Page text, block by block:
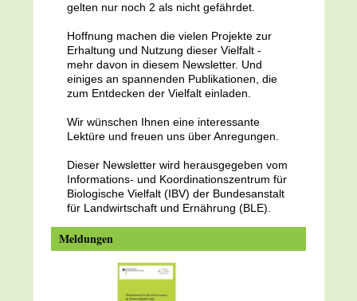
gelten nur noch 2 als nicht gefährdet.
Hoffnung machen die vielen Projekte zur
Erhaltung und Nutzung dieser Vielfalt -
mehr davon in diesem Newsletter. Und
einiges an spannenden Publikationen, die
zum Entdecken der Vielfalt einladen.
Wir wünschen Ihnen eine interessante
Lektüre und freuen uns über Anregungen.
Dieser Newsletter wird herausgegeben vom
Informations- und Koordinationszentrum für
Biologische Vielfalt (IBV) der Bundesanstalt
für Landwirtschaft und Ernährung (BLE).
Meldungen